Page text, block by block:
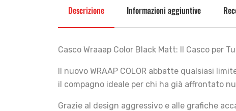
Descrizione Informazioni aggiuntive
Casco Wraaap Color Black Matt: Il Casco per
Il nuovo WRAAP COLOR abbatte qualsiasi
il compagno ideale per chi ha già affrontato
Grazie al design aggressivo e alle grafiche